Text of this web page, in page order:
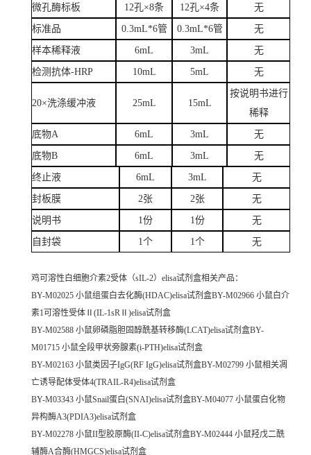
微孔酶标板 12孔×8条 12孔×4条 无
标准品 0.3mL*6管 0.3mL*6管 无
样本稀释液 6mL 3mL 无
检测抗体-HRP 10mL 5mL 无
20×洗涤缓冲液 25mL 15mL
按说明书进行
稀释
底物A 6mL 3mL 无
底物B 6mL 3mL 无
终止液 6mL 3mL 无
封板膜 2张 2张 无
说明书 1份 1份 无
自封袋 1个 1个 无
鸡可溶性白细胞介素2受体（sIL-2）elisa试剂盒相关产品：
BY-M02025 小鼠组蛋白去化酶(HDAC)elisa试剂盒BY-M02966 小鼠白介
素1可溶性受体Ⅱ(IL-1sRⅡ)elisa试剂盒
BY-M02588 小鼠卵磷脂胆固醇酰基转移酶(LCAT)elisa试剂盒BY-
M01715 小鼠全段甲状旁腺素(i-PTH)elisa试剂盒
BY-M02163 小鼠类因子IgG(RF IgG)elisa试剂盒BY-M02799 小鼠相关凋
亡诱导配体受体4(TRAIL-R4)elisa试剂盒
BY-M03343 小鼠Snail蛋白(SNAI)elisa试剂盒BY-M04077 小鼠蛋白化物
异构酶A3(PDIA3)elisa试剂盒
BY-M02278 小鼠II型胶原酶(II-C)elisa试剂盒BY-M02444 小鼠羟戊二酰
辅酶A合酶(HMGCS)elisa试剂盒